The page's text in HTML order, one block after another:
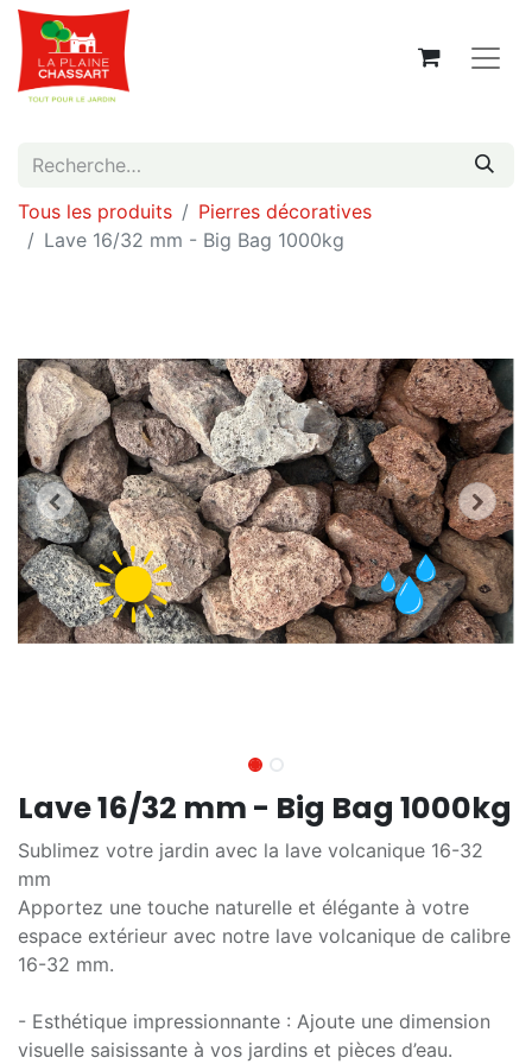
Tous les produits
Pierres décoratives
Lave 16/32 mm - Big Bag 1000kg
Lave 16/32 mm - Big Bag 1000kg
Sublimez votre jardin avec la lave volcanique 16-32
mm
Apportez une touche naturelle et élégante à votre
espace extérieur avec notre lave volcanique de calibre
16-32 mm.
- Esthétique impressionnante : Ajoute une dimension
visuelle saisissante à vos jardins et pièces d’eau.